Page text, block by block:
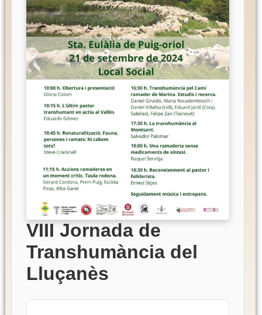
VIII Jornada de
Transhumància del
Lluçanès